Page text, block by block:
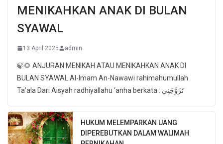
MENIKAHKAN ANAK DI BULAN
SYAWAL
13 April 2025 admin
🍃🌻 ANJURAN MENIKAH ATAU MENIKAHKAN ANAK DI
BULAN SYAWAL Al-Imam An-Nawawi rahimahumullah
Ta’ala Dari Aisyah radhiyallahu ‘anha berkata : تَزَوَّجَنِي
HUKUM MELEMPARKAN UANG
DIPEREBUTKAN DALAM WALIMAH